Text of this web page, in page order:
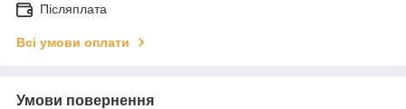
Післяплата
Всі умови оплати
Умови повернення